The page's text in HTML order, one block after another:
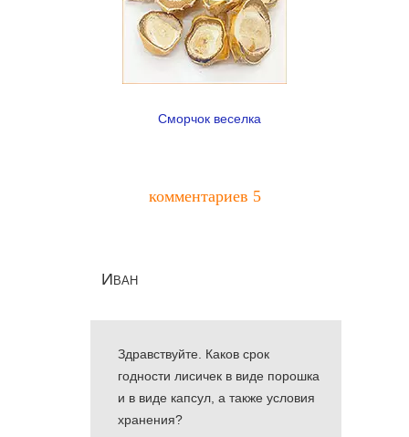
Сморчок веселка
комментариев 5
Иван
Здравствуйте. Каков срок
годности лисичек в виде порошка
и в виде капсул, а также условия
хранения?